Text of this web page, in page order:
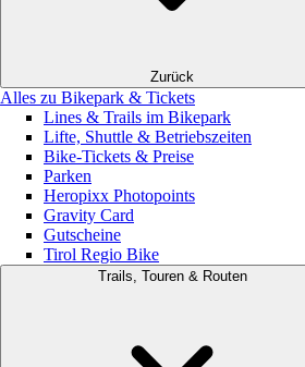
Zurück
Alles zu Bikepark & Tickets
Lines & Trails im Bikepark
Lifte, Shuttle & Betriebszeiten
Bike-Tickets & Preise
Parken
Heropixx Photopoints
Gravity Card
Gutscheine
Tirol Regio Bike
Trails, Touren & Routen